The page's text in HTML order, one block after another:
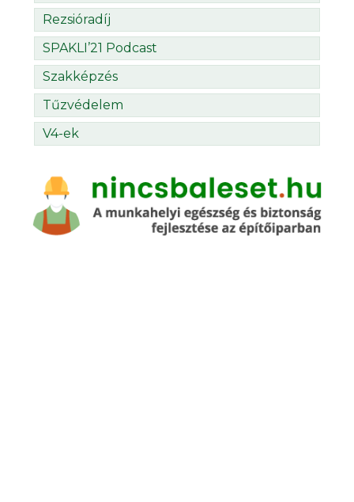
Rezsióradíj
SPAKLI’21 Podcast
Szakképzés
Tűzvédelem
V4-ek